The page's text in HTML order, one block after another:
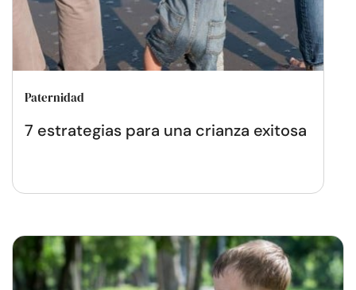
Paternidad
7 estrategias para una crianza exitosa